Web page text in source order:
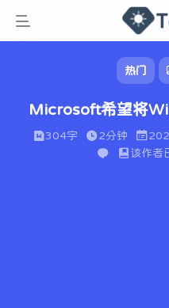
热门
Microsoft希望将
304字 2分钟
该作者